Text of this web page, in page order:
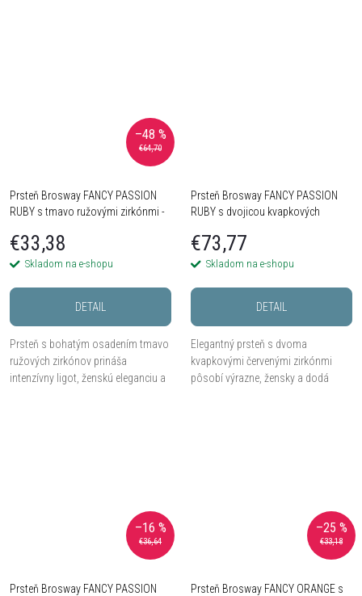
€64,70
–48 %
Prsteň Brosway FANCY PASSION
RUBY s tmavo ružovými zirkónmi -
€33,38
Skladom na e-shopu
DETAIL
Prsteň s bohatým osadením tmavo
ružových zirkónov prináša
intenzívny ligot, ženskú eleganciu a
Prsteň Brosway FANCY PASSION
RUBY s dvojicou kvapkových
€73,77
Skladom na e-shopu
DETAIL
Elegantný prsteň s dvoma
kvapkovými červenými zirkónmi
pôsobí výrazne, žensky a dodá
€36,64
–16 %
Prsteň Brosway FANCY PASSION
€33,18
–25 %
Prsteň Brosway FANCY ORANGE s